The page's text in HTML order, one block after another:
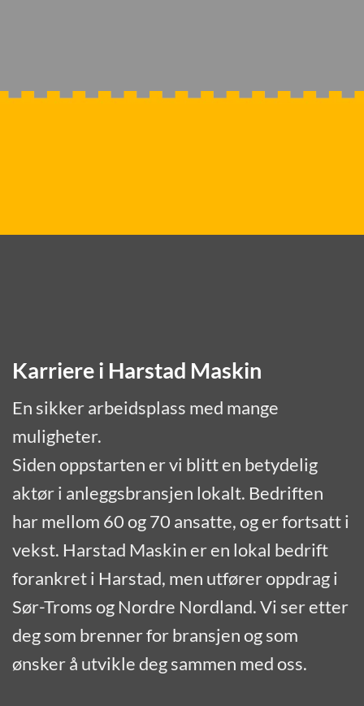
Karriere i Harstad Maskin
En sikker arbeidsplass med mange
muligheter.
Siden oppstarten er vi blitt en betydelig
aktør i anleggsbransjen lokalt. Bedriften
har mellom 60 og 70 ansatte, og er fortsatt i
vekst. Harstad Maskin er en lokal bedrift
forankret i Harstad, men utfører oppdrag i
Sør-Troms og Nordre Nordland. Vi ser etter
deg som brenner for bransjen og som
ønsker å utvikle deg sammen med oss.